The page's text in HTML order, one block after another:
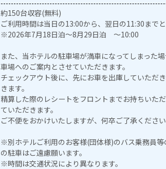
約150台収容(無料)
ご利用時間は当日の13:00から、翌日の11:30までと
※2026年7月18日泊～8月29日泊 ～10:00
また、当ホテルの駐車場が満車になってしまった
車場へのご案内とさせていただきます。
チェックアウト後に、先にお車を出庫していただ
きます。
精算した際のレシートをフロントまでお持ちいた
ていただきます。
ご不便をおかけいたしますが、何卒ご了承ください
※別ホテルご利用のお客様(団体様)のバス乗務員等
の駐車はご遠慮願います。
※時間は交通状況により異なります。